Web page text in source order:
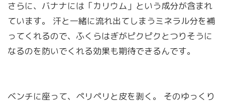
さらに、バナナには「カリウム」という成分が含まれ
ています。 汗と一緒に流れ出てしまうミネラル分を補
ってくれるので、ふくらはぎがピクピクとつりそうに
なるのを防いでくれる効果も期待できるんです。
ベンチに座って、ペリペリと皮を剥く。 そのゆっくり